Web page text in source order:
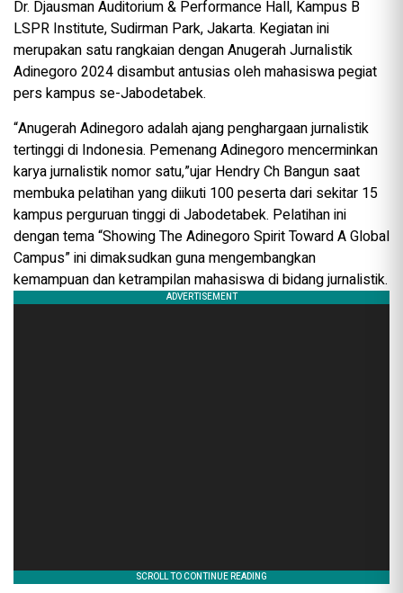
Dr. Djausman Auditorium & Performance Hall, Kampus B
LSPR Institute, Sudirman Park, Jakarta. Kegiatan ini
merupakan satu rangkaian dengan Anugerah Jurnalistik
Adinegoro 2024 disambut antusias oleh mahasiswa pegiat
pers kampus se-Jabodetabek.
“Anugerah Adinegoro adalah ajang penghargaan jurnalistik
tertinggi di Indonesia. Pemenang Adinegoro mencerminkan
karya jurnalistik nomor satu,”ujar Hendry Ch Bangun saat
membuka pelatihan yang diikuti 100 peserta dari sekitar 15
kampus perguruan tinggi di Jabodetabek. Pelatihan ini
dengan tema “Showing The Adinegoro Spirit Toward A Global
Campus” ini dimaksudkan guna mengembangkan
kemampuan dan ketrampilan mahasiswa di bidang jurnalistik.